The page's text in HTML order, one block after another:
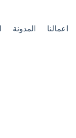
اعمالنا المدونة